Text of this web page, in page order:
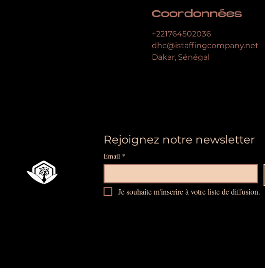
Coordonnées
+221764502036
dhc@istaffingcompany.net
Dakar, Sénégal
Rejoignez notre newsletter
Email *
Je souhaite m'inscrire à votre liste de diffusion.